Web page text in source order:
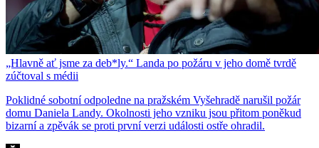
„Hlavně ať jsme za deb*ly.“ Landa po požáru v jeho domě tvrdě
zúčtoval s médii
Poklidné sobotní odpoledne na pražském Vyšehradě narušil požár
domu Daniela Landy. Okolnosti jeho vzniku jsou přitom poněkud
bizarní a zpěvák se proti první verzi události ostře ohradil.